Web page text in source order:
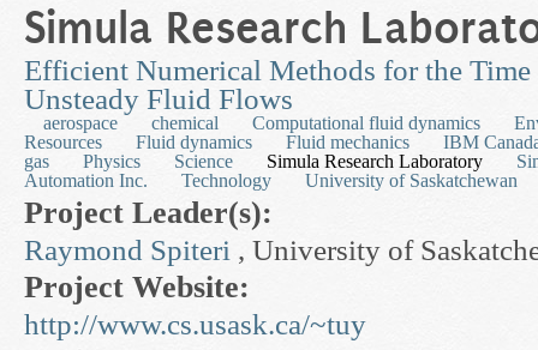
Simula Research
Efficient Numerical Methods for the
Unsteady Fluid Flows
aerospace chemical Computational fluid dynamics
Resources
Fluid dynamics Fluid mechanics
IBM
gas
Physics Science Simula Research Laboratory
Automation Inc.
Technology University of Saskatchewan
Project Leader(s):
Raymond Spiteri , University of
Project Website:
http://www.cs.usask.ca/~tuy